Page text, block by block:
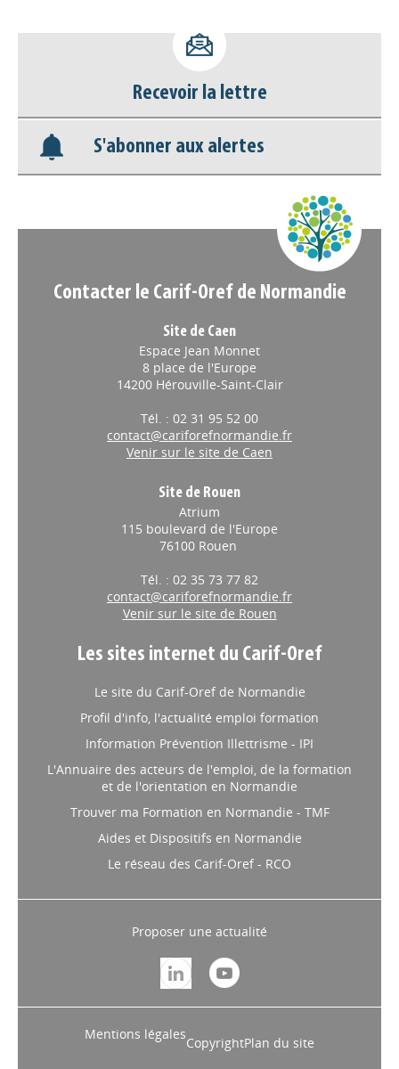
déconnecter)
Base documentaire
Nos veilles Scoop.it
Recevoir la lettre
S'abonner aux alertes
Contacter le Carif-Oref de Normandie
Site de Caen
Espace Jean Monnet
8 place de l'Europe
14200 Hérouville-Saint-Clair
Tél. : 02 31 95 52 00
contact@cariforefnormandie.fr
Venir sur le site de Caen
Site de Rouen
Atrium
115 boulevard de l'Europe
76100 Rouen
Tél. : 02 35 73 77 82
contact@cariforefnormandie.fr
Venir sur le site de Rouen
Les sites internet du Carif-Oref
Le site du Carif-Oref de Normandie
Profil d'info, l'actualité emploi formation
Information Prévention Illettrisme - IPI
L'Annuaire des acteurs de l'emploi, de la formation
et de l'orientation en Normandie
Trouver ma Formation en Normandie - TMF
Aides et Dispositifs en Normandie
Le réseau des Carif-Oref - RCO
Proposer une actualité
Mentions légales
CopyrightPlan du site